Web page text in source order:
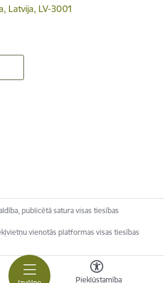
Piekļūstamība
Latvija, LV-3001
publicētā satura visas tiesības
vienotās platformas visas tiesības